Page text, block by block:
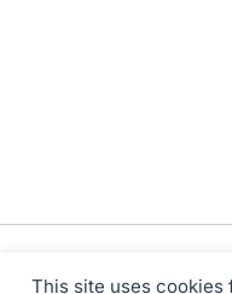
This site uses cookies